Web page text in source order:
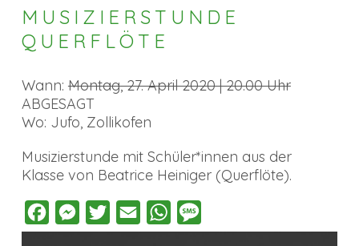
MUSIZIERSTUNDE
QUERFLÖTE
Wann: Montag, 27. April 2020 | 20.00 Uhr
ABGESAGT
Wo: Jufo, Zollikofen
Musizierstunde mit Schüler*innen aus der
Klasse von Beatrice Heiniger (Querflöte).
FacebookMessenger
Twitter Email WhatsApp